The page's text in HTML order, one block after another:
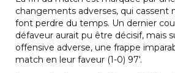
changements adverses, qui cassent
font perdre du temps. Un dernier
défaveur aurait pu être décisif, mais
offensive adverse, une frappe
match en leur faveur (1-0) 97′.